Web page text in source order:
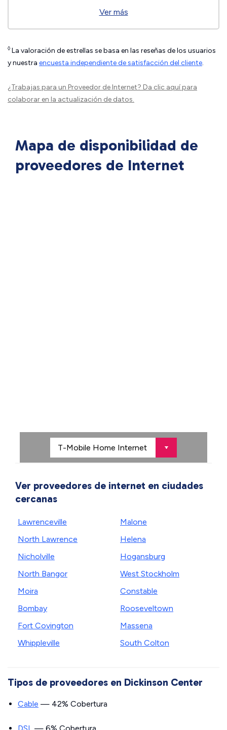
Ver más
◊ La valoración de estrellas se basa en las reseñas de los usuarios
y nuestra encuesta independiente de satisfacción del cliente.
¿Trabajas para un Proveedor de Internet? Da clic aquípara
colaborar en la actualización de datos.
Mapa de disponibilidad de
proveedores de Internet
Ver proveedores de internet en ciudades
cercanas
Lawrenceville
North Lawrence
Nicholville
North Bangor
Moira
Bombay
Fort Covington
Whippleville
Malone
Helena
Hogansburg
West Stockholm
Constable
Rooseveltown
Massena
South Colton
Tipos de proveedores en Dickinson Center
Cable — 42% Cobertura